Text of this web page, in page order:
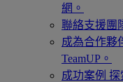
網。
聯絡支援團
成為合作夥
TeamUP。
成功案例 探